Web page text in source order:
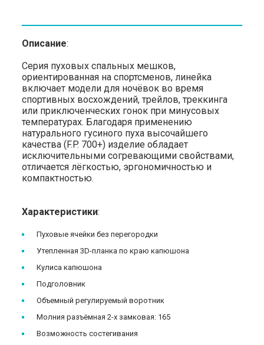
Описание:
Серия пуховых спальных мешков,
ориентированная на спортсменов, линейка
включает модели для ночёвок во время
спортивных восхождений, трейлов, треккинга
или приключенческих гонок при минусовых
температурах. Благодаря применению
натурального гусиного пуха высочайшего
качества (F.P. 700+) изделие обладает
исключительными согревающими свойствами,
отличается лёгкостью, эргономичностью и
компактностью.
Характеристики:
Пуховые ячейки без перегородки
Утепленная 3D-планка по краю капюшона
Кулиса капюшона
Подголовник
Объемный регулируемый воротник
Молния разъёмная 2-х замковая: 165
Возможность состегивания